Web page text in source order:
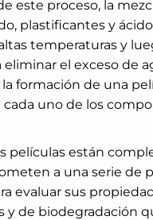
este proceso, la
plastificantes y
temperaturas y
eliminar el exceso de
formación de una
cada uno de los
películas están
a una serie de
evaluar sus
y de biodegradación